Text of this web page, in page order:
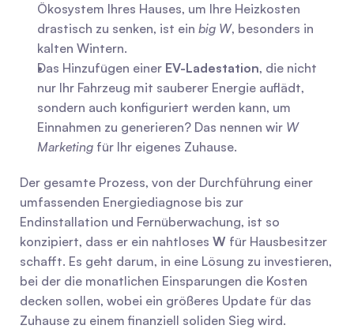
Ökosystem Ihres Hauses, um Ihre Heizkosten
drastisch zu senken, ist ein big W, besonders in
kalten Wintern.
Das Hinzufügen einer EV-Ladestation, die nicht
nur Ihr Fahrzeug mit sauberer Energie auflädt,
sondern auch konfiguriert werden kann, um
Einnahmen zu generieren? Das nennen wir W
Marketing für Ihr eigenes Zuhause.
Der gesamte Prozess, von der Durchführung einer
umfassenden Energiediagnose bis zur
Endinstallation und Fernüberwachung, ist so
konzipiert, dass er ein nahtloses W für Hausbesitzer
schafft. Es geht darum, in eine Lösung zu investieren,
bei der die monatlichen Einsparungen die Kosten
decken sollen, wobei ein größeres Update für das
Zuhause zu einem finanziell soliden Sieg wird.